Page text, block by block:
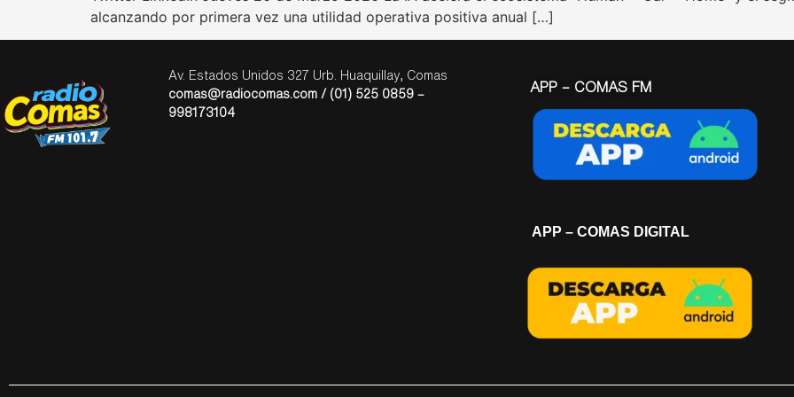
alcanzando por primera vez una utilidad operativa positiva anual […]
Av. Estados Unidos 327 Urb. Huaquillay, Comas
comas@radiocomas.com / (01) 525 0859 –
998173104
APP – COMAS FM
APP – COMAS DIGITAL